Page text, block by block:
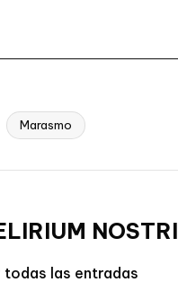
Marasmo
NOSTRI
todas las entradas